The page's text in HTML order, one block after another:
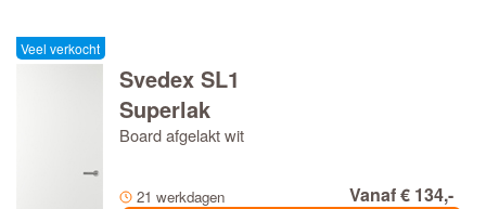
Veel verkocht
Svedex SL1
Superlak
Board afgelakt wit
21 werkdagen Vanaf € 134,-